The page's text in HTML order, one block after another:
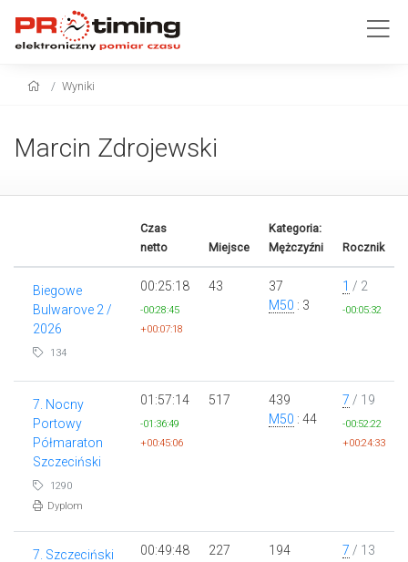
Wyniki
Marcin Zdrojewski
Czas
netto
Miejsce
Kategoria:
Mężczyźni
Rocznik
Biegowe
Bulwarove 2 /
2026
134
00:25:18
-00:28:45
+00:07:18
43
37
M50 : 3
1 / 2
-00:05:32
7. Nocny
Portowy
Półmaraton
Szczeciński
1290
Dyplom
01:57:14
-01:36:49
+00:45:06
517
439
M50 : 44
7 / 19
-00:52:22
+00:24:33
7. Szczeciński
00:49:48 227
194
7 / 13